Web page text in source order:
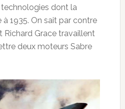
dont la
1935. On sait par contre
Richard Grace travaillent
deux moteurs Sabre